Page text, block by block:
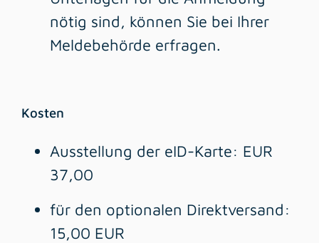
nötig sind, können Sie bei Ihrer
Meldebehörde erfragen.
Kosten
Ausstellung der eID-Karte: EUR
37,00
für den optionalen Direktversand:
15,00 EUR